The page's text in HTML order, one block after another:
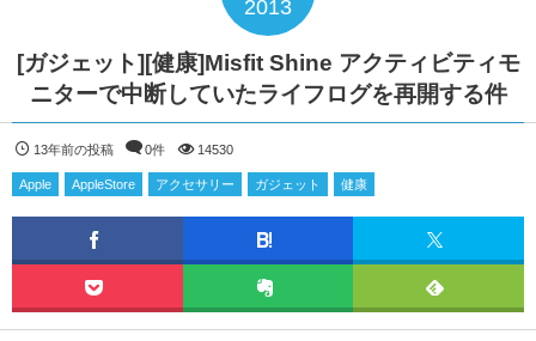
2013
[ガジェット][健康]Misfit Shine アクティビティモ
ニターで中断していたライフログを再開する件
13年前の投稿 0件 14530
Apple AppleStore アクセサリー ガジェット 健康